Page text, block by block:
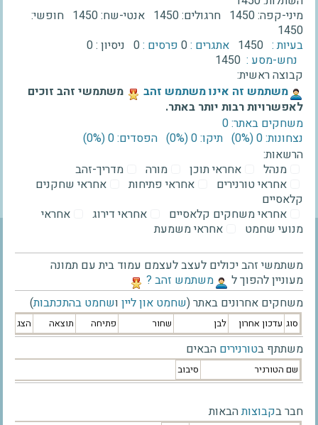
מיני-קפה:1450 חרגולים:1450 אנטי-שח:1450 חופשי:
1450
בעיות : 1450 אתגרים :0 פרסים :0 ניסיון :0
נחש-מסע : 1450
קבוצה ראשית:
‫משתמש זה אינו משתמש זהב‬
משתמשי זהב זוכים
לאפשרויות רבות יותר באתר.
משחקים באתר: 0
נצחונות: 0 ‫(0%)‬
תיקו: 0 ‫(0%)‬
הפסדים: 0 ‫(0%)‬
הרשאות:
מנהל
אחראי תוכן מורה
מדריך-זהב
אחראי טורנירים
אחראי פתיחות
אחראי שחקנים
קלאסיים
אחראי משחקים קלאסיים
אחראי דירוג
אחראי
מנועי שחמט
אחראי משמעת
משתמשי זהב יכולים לעצב לעצמם עמוד בית עם תמונה
מעוניין להפוך ל
‫משתמש זהב ?‬
משחקים אחרונים באתר (שחמט און ליין ושחמט בהתכתבות)
סוג עדכון אחרון לבן שחור פתיחה תוצאה הצג
משתתף בטורנירים הבאים
שם הטורניר סיבוב
חבר בקבוצותהבאות